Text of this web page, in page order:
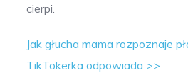
cierpi.
Jak głucha mama rozpoznaje
TikTokerka odpowiada >>